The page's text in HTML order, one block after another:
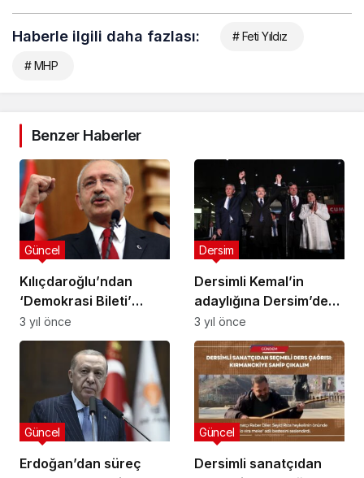
Haberle ilgili daha fazlası: # Feti Yıldız
# MHP
Benzer Haberler
Kılıçdaroğlu’ndan
‘Demokrasi Bileti’
kampanyasına destek
çağrısı
Güncel
3 yıl önce
Dersimli Kemal’in
adaylığına Dersim’de
konvoylu kutlama
Dersim
3 yıl önce
Erdoğan’dan süreç
Güncel
Dersimli sanatçıdan
Güncel